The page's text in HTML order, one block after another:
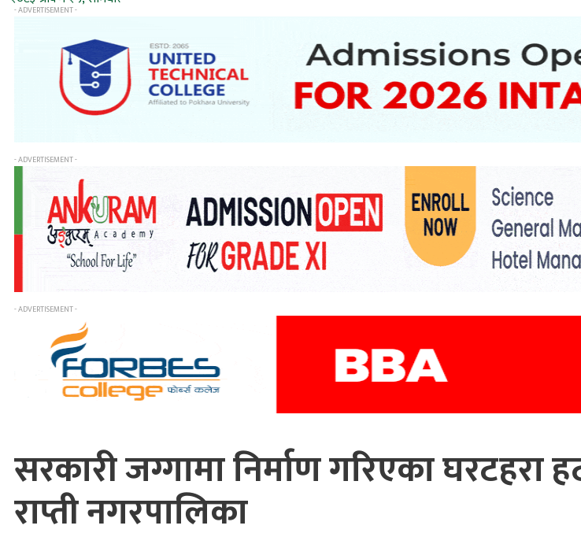
- ADVERTISEMENT -
- ADVERTISEMENT -
- ADVERTISEMENT -
सरकारी जग्गामा निर्माण गरिएका घरटहरा
राप्ती नगरपालिका